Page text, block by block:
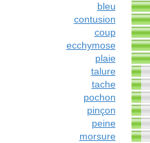
bleu
contusion
coup
ecchymose
plaie
talure
tache
pochon
pinçon
peine
morsure